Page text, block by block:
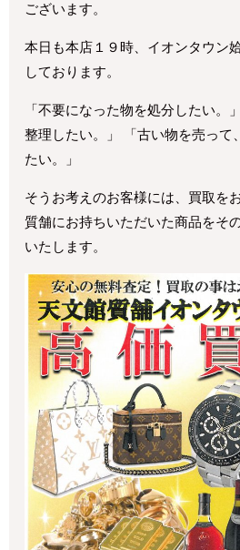
ございます。
本日も本店１９時、イオンタウン
しております。
「不要になった物を処分したい。
整理したい。」 「古い物を売って
たい。」
そうお考えのお客様には、買取を
質舗にお持ちいただいた商品をそ
いたします。